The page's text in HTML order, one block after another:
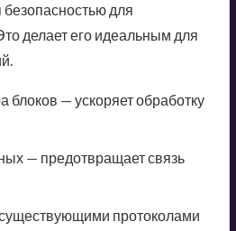
для
делает его идеальным для
— ускоряет обработку
— предотвращает связь
протоколами